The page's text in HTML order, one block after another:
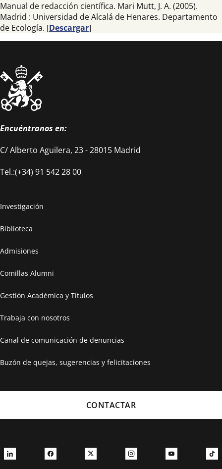
Manual de redacción científica. Mari Mutt, J. A. (2005).
Madrid : Universidad de Alcalá de Henares. Departamento
de Ecología. [Descargar]
Encuéntranos en:
C/ Alberto Aguilera, 23 - 28015 Madrid
Tel.:(+34) 91 542 28 00
Investigación
Biblioteca
Admisiones
Comillas Alumni
Gestión Académica y Títulos
Trabaja con nosotros
Canal de comunicación de denuncias
Buzón de quejas, sugerencias y felicitaciones
CONTACTAR